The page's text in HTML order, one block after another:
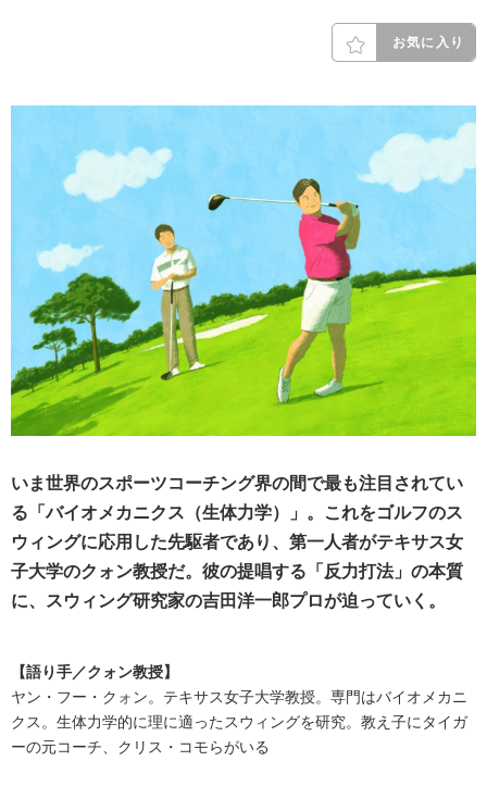
お気に入り
いま世界のスポーツコーチング界の間で最も注目されてい
る「バイオメカニクス（生体力学）」。これをゴルフのス
ウィングに応用した先駆者であり、第一人者がテキサス女
子大学のクォン教授だ。彼の提唱する「反力打法」の本質
に、スウィング研究家の吉田洋一郎プロが迫っていく。
【語り手／クォン教授】
ヤン・フー・クォン。テキサス女子大学教授。専門はバイオメカニ
クス。生体力学的に理に適ったスウィングを研究。教え子にタイガ
ーの元コーチ、クリス・コモらがいる